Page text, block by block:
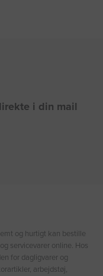
i din mail
og hurtigt kan bestille
servicevarer online. Hos
for dagligvarer og
arbejdstøj,